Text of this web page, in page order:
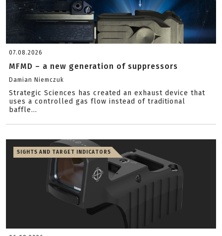
07.08.2026
MFMD – a new generation of suppressors
Damian Niemczuk
Strategic Sciences has created an exhaust device that
uses a controlled gas flow instead of traditional
baffle...
SIGHTS AND TARGET INDICATORS